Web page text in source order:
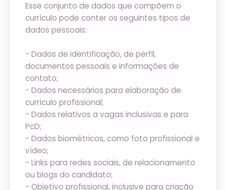
Esse conjunto de dados que compõem o
currículo pode conter os seguintes tipos de
dados pessoais:
- Dados de identificação, de perfil,
documentos pessoais e informações de
contato;
- Dados necessários para elaboração de
currículo profissional;
- Dados relativos a vagas inclusivas e para
PcD;
- Dados biométricos, como foto profissional e
vídeo;
- Links para redes sociais, de relacionamento
ou blogs do candidato;
- Objetivo profissional, inclusive para criação